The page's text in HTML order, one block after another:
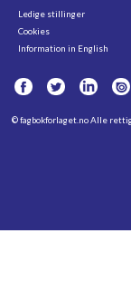
Ledige stillinger
Cookies
Information in English
©fagbokforlaget.noAlle